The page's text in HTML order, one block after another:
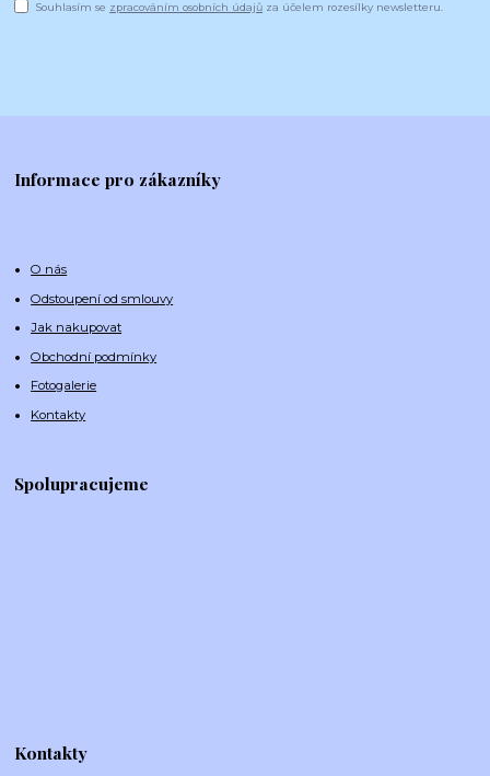
Souhlasím se zpracováním osobních údajů za účelem rozesílky newsletteru.
Informace pro zákazníky
O nás
Odstoupení od smlouvy
Jak nakupovat
Obchodní podmínky
Fotogalerie
Kontakty
Spolupracujeme
Kontakty